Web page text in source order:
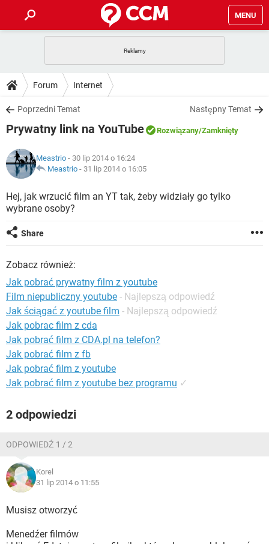
MENU
GRY
SPOTIFY
INSTAGRAM FACEBOOK
WINDOWS 10
PORADY
PlayStation
INSTAGRAM
WINDOWS 10
DO POBRANIA
ANDROID TIKTOK
GRY
IOS NETFLIX
INSTAGRAM FACEBOOK
WINDOWS 10
FORUM
COVID-19
GRY
SPOTIFY NETFLIX
ARTYKUŁY
COVID-19 TIKTOK
GRY
SPOTIFY
Forum Internet
Poprzedni Temat Następny Temat
Prywatny link na YouTube Rozwiązany/Zamknięty
Meastrio - 30 lip 2014 o 16:24
Meastrio - 31 lip 2014 o 16:05
Hej, jak wrzucić film an YT tak, żeby widziały go tylko
wybrane osoby?
Share
Zobacz również:
Jak pobrać prywatny film z youtube
Film niepubliczny youtube - Najlepszą odpowiedź
Jak ściągać z youtube film - Najlepszą odpowiedź
Jak pobrac film z cda
Jak pobrać film z CDA.pl na telefon?
Jak pobrać film z fb
Jak pobrać film z youtube
Jak pobrać film z youtube bez programu ✓
2 odpowiedzi
ODPOWIEDŹ 1 / 2
Korel
31 lip 2014 o 11:55
Musisz otworzyć
Menedźer filmów